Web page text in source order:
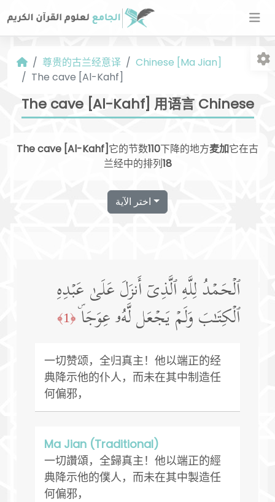
尊贵的古兰经意译
Chinese [Ma Jian]
The cave [Al-Kahf]
The cave [Al-Kahf] 用语言 Chinese
The cave [Al-Kahf]它的节数110下降的地方麦加它在古
兰经中的排列18
اختر الآية
ٱلۡحَمۡدُ لِلَّهِ ٱلَّذِیۤ أَنزَلَ عَلَىٰ عَبۡدِهِ
ٱلۡكِتَـٰبَ وَلَمۡ یَجۡعَل لَّهُۥ عِوَجَاۜ ﴿1﴾
一切赞颂，全归真主！他以端正的经
典降示他的仆人，而未在其中制造任
何偏邪，
Ma Jian (Traditional)
一切讚頌，全歸真主！他以端正的經
典降示他的僕人，而未在其中製造任
何偏邪，